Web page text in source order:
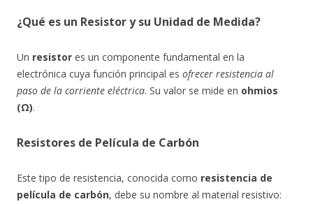
¿Qué es un Resistor y su Unidad de Medida?
Un resistor es un componente fundamental en la
electrónica cuya función principal es ofrecer resistencia al
paso de la corriente eléctrica. Su valor se mide en ohmios
(Ω).
Resistores de Película de Carbón
Este tipo de resistencia, conocida como resistencia de
película de carbón, debe su nombre al material resistivo: